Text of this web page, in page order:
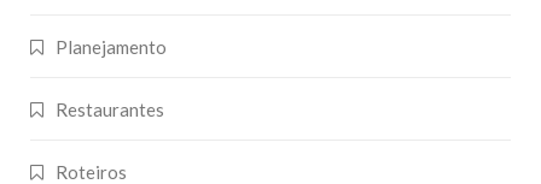
Planejamento
Restaurantes
Roteiros